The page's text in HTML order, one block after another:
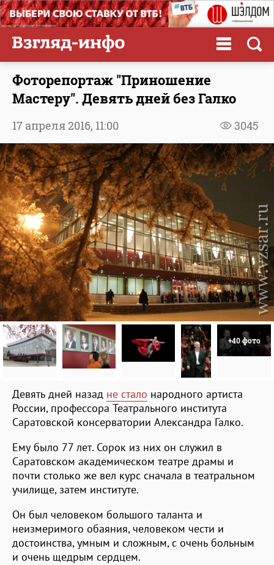
Фоторепортаж "Приношение
Мастеру". Девять дней без Галко
3045
17 апреля 2016, 11:00
+40 фото
Девять дней назад не стало народного артиста
России, профессора Театрального института
Саратовской консерватории Александра Галко.
Ему было 77 лет. Сорок из них он служил в
Саратовском академическом театре драмы и
почти столько же вел курс сначала в театральном
училище, затем институте.
Он был человеком большого таланта и
неизмеримого обаяния, человеком чести и
достоинства, умным и сложным, с очень больным
и очень щедрым сердцем.